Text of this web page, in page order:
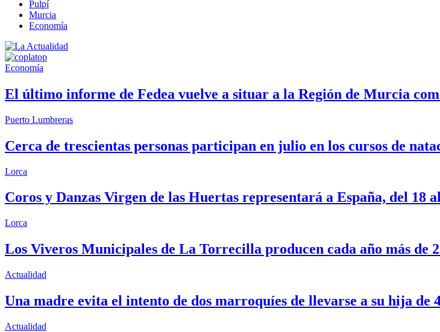
Pulpí
Murcia
Economía
Economía
El último informe de Fedea vuelve a situar a la Región de Murcia
Puerto Lumbreras
Cerca de trescientas personas participan en julio en los cursos de
Lorca
Coros y Danzas Virgen de las Huertas representará a España, del 18
Lorca
Los Viveros Municipales de La Torrecilla producen cada año más de
Actualidad
Una madre evita el intento de dos marroquíes de llevarse a su hija de
Actualidad